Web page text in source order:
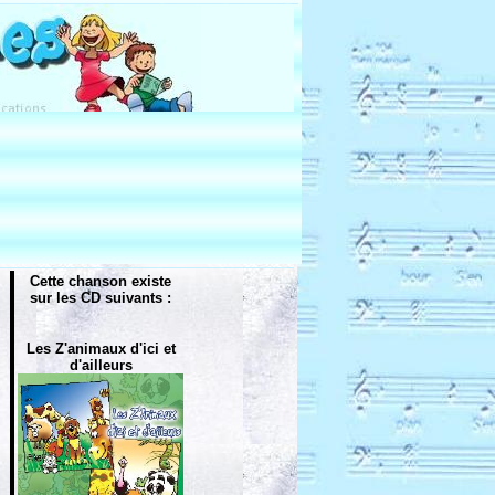
Cette chanson existe
sur les CD suivants :
Les Z'animaux d'ici et
d'ailleurs